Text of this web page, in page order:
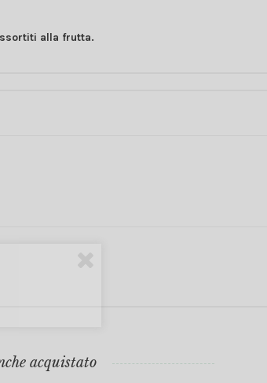
alla frutta.
acquistato